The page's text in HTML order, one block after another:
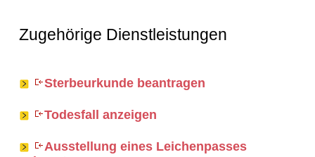
Zugehörige Dienstleistungen
Sterbeurkunde beantragen
Todesfall anzeigen
Ausstellung eines Leichenpasses